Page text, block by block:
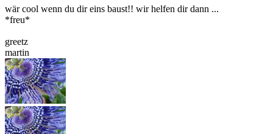
wär cool wenn du dir eins baust!! wir helfen dir dann ...
*freu*
greetz
martin